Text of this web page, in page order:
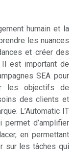
humain et la
les nuances
et créer des
Il est important de
SEA pour
les objectifs de
des clients et
L’Automatic IT
d’amplifier
en permettant
sur les tâches qui